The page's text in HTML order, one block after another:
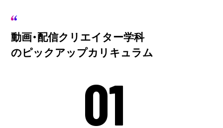
動画・配信クリエイター学科
のピックアップカリキュラム
01